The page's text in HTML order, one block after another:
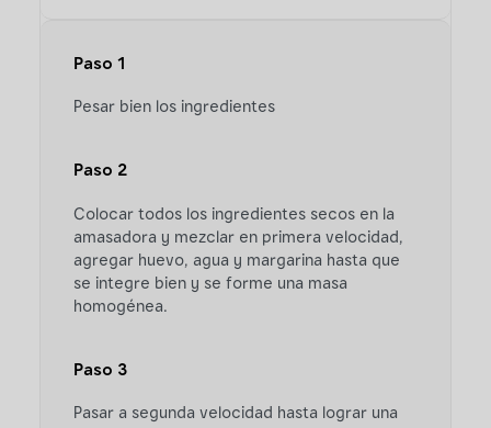
Paso 1
Pesar bien los ingredientes
Paso 2
Colocar todos los ingredientes secos en la
amasadora y mezclar en primera velocidad,
agregar huevo, agua y margarina hasta que
se integre bien y se forme una masa
homogénea.
Paso 3
Pasar a segunda velocidad hasta lograr una